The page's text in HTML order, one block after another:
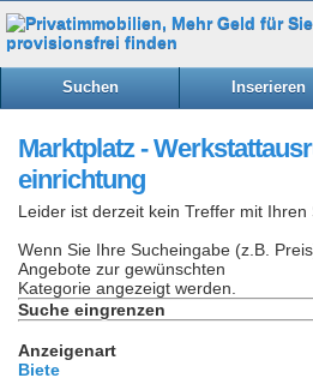
Suchen Inserieren
Marktplatz -
einrichtung
Leider ist derzeit kein Treffer mit Ihren
Wenn Sie Ihre Sucheingabe (z.B.
Angebote zur gewünschten
Kategorie angezeigt werden.
Suche eingrenzen
Anzeigenart
Biete